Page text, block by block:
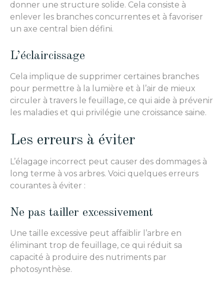
donner une structure solide. Cela consiste à
enlever les branches concurrentes et à favoriser
un axe central bien défini.
L’éclaircissage
Cela implique de supprimer certaines branches
pour permettre à la lumière et à l’air de mieux
circuler à travers le feuillage, ce qui aide à prévenir
les maladies et qui privilégie une croissance saine.
Les erreurs à éviter
L’élagage incorrect peut causer des dommages à
long terme à vos arbres. Voici quelques erreurs
courantes à éviter :
Ne pas tailler excessivement
Une taille excessive peut affaiblir l’arbre en
éliminant trop de feuillage, ce qui réduit sa
capacité à produire des nutriments par
photosynthèse.